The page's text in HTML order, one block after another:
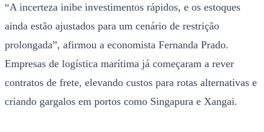
“A incerteza inibe investimentos rápidos, e os estoques
ainda estão ajustados para um cenário de restrição
prolongada”, afirmou a economista Fernanda Prado.
Empresas de logística marítima já começaram a rever
contratos de frete, elevando custos para rotas alternativas e
criando gargalos em portos como Singapura e Xangai.